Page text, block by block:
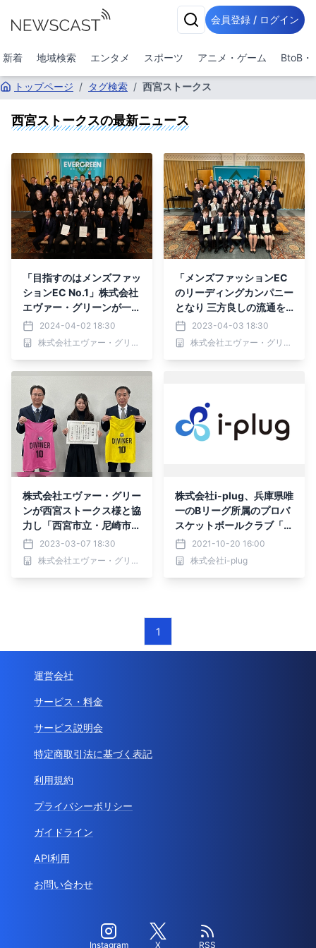
会員登録 / ログイン
新着 地域検索 エンタメ スポーツ アニメ・ゲーム BtoB・
トップページ / タグ検索 / 西宮ストークス
西宮ストークスの最新ニュース
「目指すのはメンズファッ
ションEC No.1」株式会社
エヴァー・グリーンが一堂
に集まる入社式を行いまし
た。
2024-04-02 18:30
株式会社エヴァー・グリーン
「メンズファッションEC
のリーディングカンパニー
となり 三方良しの流通を
スタンダードにする。」株
式会社エヴァー・グリーン
がコロナ禍を乗り越え、一
2023-04-03 18:30
株式会社エヴァー・グリーン
株式会社エヴァー・グリー
ンが西宮ストークス様と協
力し「西宮市立・尼崎市
立・明石市立・姫路市立高
等学校（合計9校）」へビ
ブス180着を寄贈いたしま
2023-03-07 18:30
株式会社エヴァー・グリーン
株式会社i-plug、兵庫県唯
一のBリーグ所属のプロバ
スケットボールクラブ「西
宮ストークス」に出資
2021-10-20 16:00
株式会社i-plug
1
運営会社
サービス・料金
サービス説明会
特定商取引法に基づく表記
利用規約
プライバシーポリシー
ガイドライン
API利用
お問い合わせ
Instagram X RSS